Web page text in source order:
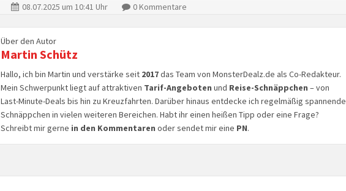
08.07.2025 um 10:41 Uhr 0 Kommentare
Über den Autor
Martin Schütz
Hallo, ich bin Martin und verstärke seit 2017das Team von MonsterDealz.de als Co-Redakteur.
Mein Schwerpunkt liegt auf attraktiven Tarif-Angeboten und Reise-Schnäppchen – von
Last-Minute-Deals bis hin zu Kreuzfahrten. Darüber hinaus entdecke ich regelmäßig spannende
Schnäppchen in vielen weiteren Bereichen. Habt ihr einen heißen Tipp oder eine Frage?
Schreibt mir gerne in den Kommentaren oder sendet mir eine PN.